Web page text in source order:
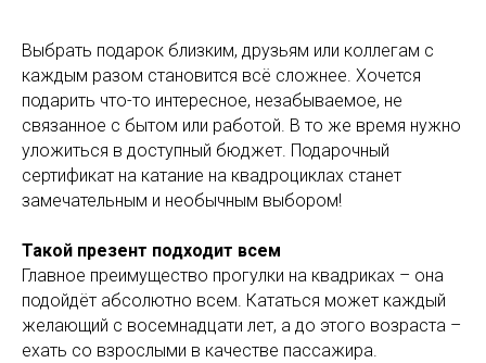
Выбрать подарок близким, друзьям или коллегам с
каждым разом становится всё сложнее. Хочется
подарить что-то интересное, незабываемое, не
связанное с бытом или работой. В то же время нужно
уложиться в доступный бюджет. Подарочный
сертификат на катание на квадроциклах станет
замечательным и необычным выбором!
Такой презент подходит всем
Главное преимущество прогулки на квадриках – она
подойдёт абсолютно всем. Кататься может каждый
желающий с восемнадцати лет, а до этого возраста –
ехать со взрослыми в качестве пассажира.